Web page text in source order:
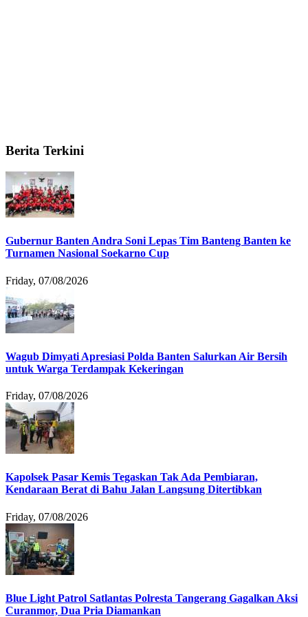
Berita Terkini
Gubernur Banten Andra Soni Lepas Tim Banteng Banten ke
Turnamen Nasional Soekarno Cup
Friday, 07/08/2026
Wagub Dimyati Apresiasi Polda Banten Salurkan Air Bersih
untuk Warga Terdampak Kekeringan
Friday, 07/08/2026
Kapolsek Pasar Kemis Tegaskan Tak Ada Pembiaran,
Kendaraan Berat di Bahu Jalan Langsung Ditertibkan
Friday, 07/08/2026
Blue Light Patrol Satlantas Polresta Tangerang Gagalkan Aksi
Curanmor, Dua Pria Diamankan